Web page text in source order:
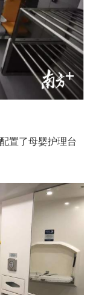
置了母婴护理台